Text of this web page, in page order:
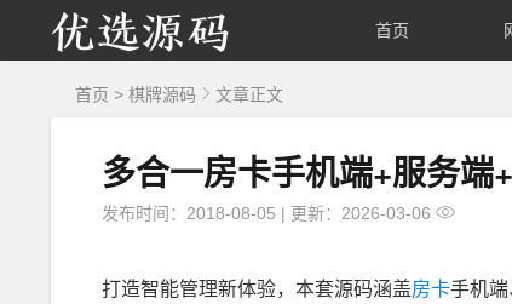
优 首页
首页 > 棋牌源码 文章正文
多合一房卡手机端+服务端
发布时间：2018-08-05 | 更新：2026-03-06
打造智能管理新体验，本套源码涵盖房卡手机